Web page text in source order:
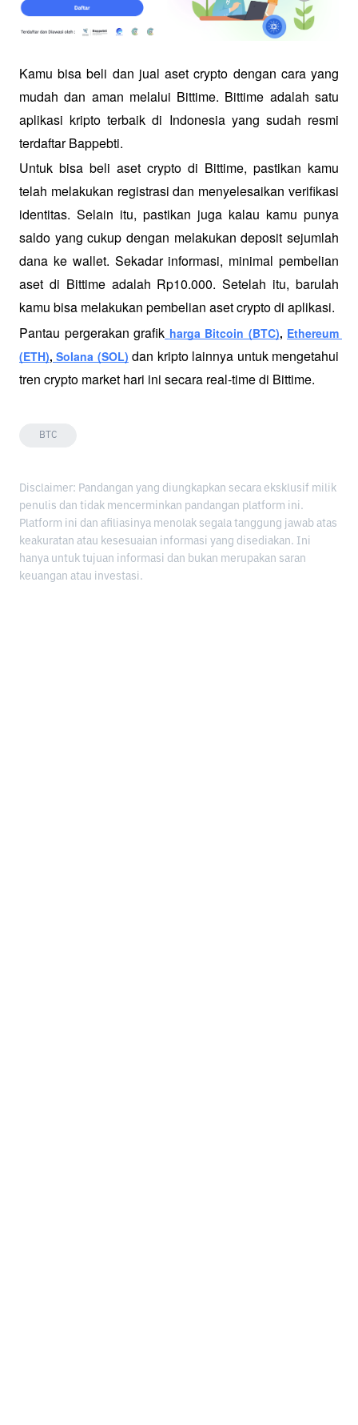
Kamu bisa beli dan jual aset crypto dengan cara yang
mudah dan aman melalui Bittime. Bittime adalah satu
aplikasi kripto terbaik di Indonesia yang sudah resmi
terdaftar Bappebti.
Untuk bisa beli aset crypto di Bittime, pastikan kamu
telah melakukan registrasi dan menyelesaikan verifikasi
identitas. Selain itu, pastikan juga kalau kamu punya
saldo yang cukup dengan melakukan deposit sejumlah
dana ke wallet. Sekadar informasi, minimal pembelian
aset di Bittime adalah Rp10.000. Setelah itu, barulah
kamu bisa melakukan pembelian aset crypto di aplikasi.
Pantau pergerakan grafik harga Bitcoin (BTC), Ethereum
(ETH), Solana (SOL) dan kripto lainnya untuk mengetahui
tren crypto market hari ini secara real-time di Bittime.
BTC
Disclaimer: Pandangan yang diungkapkan secara eksklusif milik
penulis dan tidak mencerminkan pandangan platform ini.
Platform ini dan afiliasinya menolak segala tanggung jawab atas
keakuratan atau kesesuaian informasi yang disediakan. Ini
hanya untuk tujuan informasi dan bukan merupakan saran
keuangan atau investasi.